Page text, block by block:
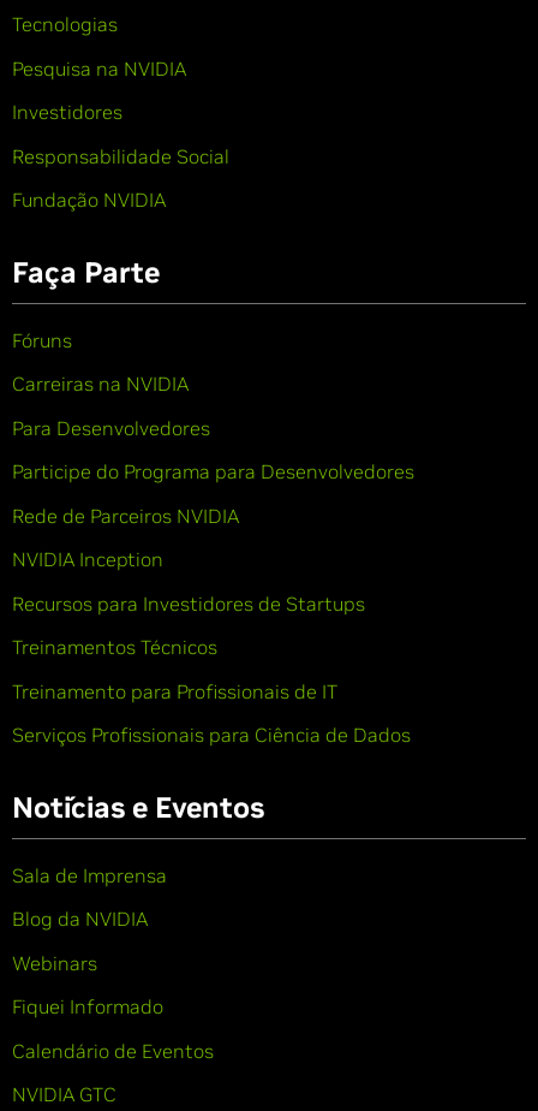
Tecnologias
Pesquisa na NVIDIA
Investidores
Responsabilidade Social
Fundação NVIDIA
Faça Parte
Fóruns
Carreiras na NVIDIA
Para Desenvolvedores
Participe do Programa para Desenvolvedores
Rede de Parceiros NVIDIA
NVIDIA Inception
Recursos para Investidores de Startups
Treinamentos Técnicos
Treinamento para Profissionais de IT
Serviços Profissionais para Ciência de Dados
Notícias e Eventos
Sala de Imprensa
Blog da NVIDIA
Webinars
Fiquei Informado
Calendário de Eventos
NVIDIA GTC